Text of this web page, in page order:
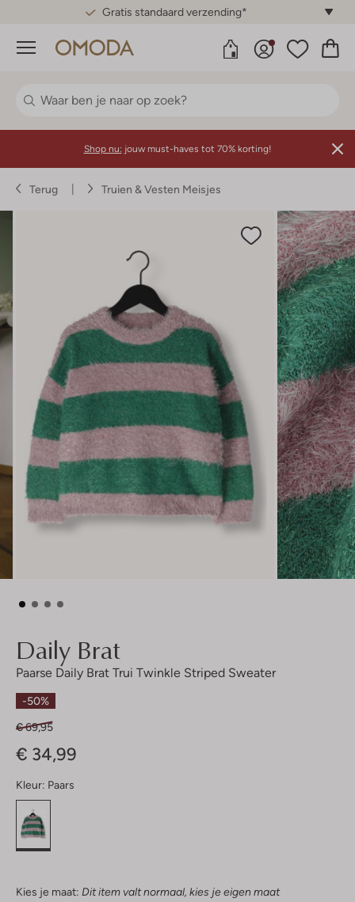
Gratis standaard verzending*
Menu
Shop nu: jouw must-haves tot 70% korting!
Terug Truien & Vesten Meisjes
Daily Brat
Paarse Daily Brat Trui Twinkle Striped Sweater
-50%
€ 69,95
€ 34,99
Kleur: Paars
Kies je maat: Dit item valt normaal, kies je eigen maat